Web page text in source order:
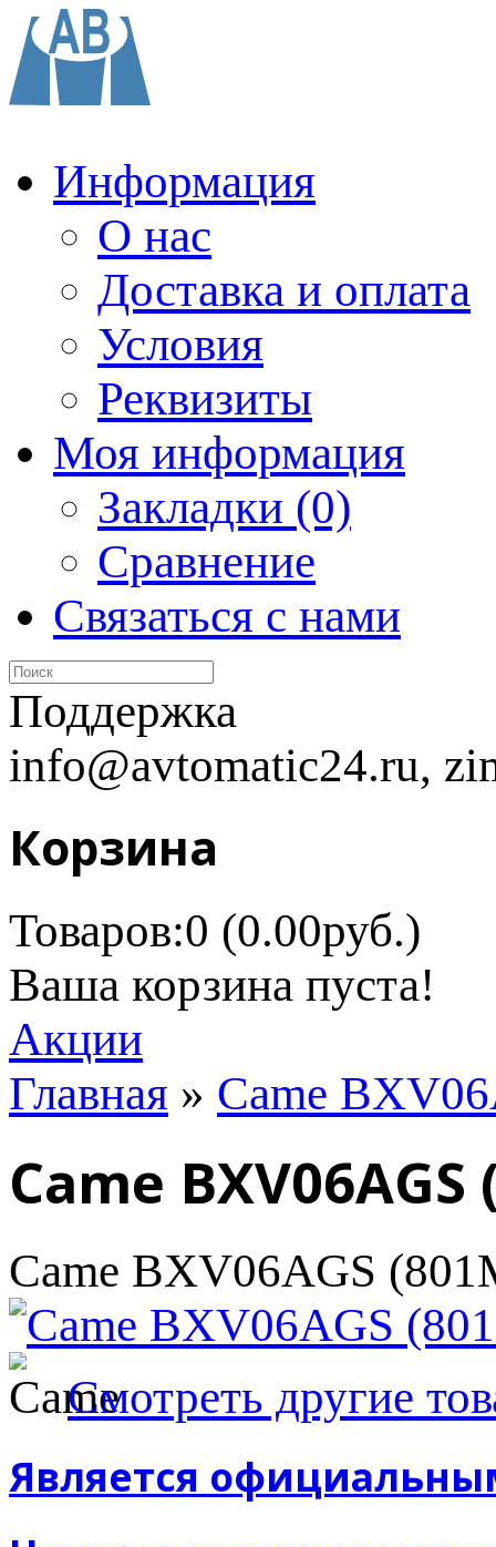
Информация
О нас
Доставка и оплата
Условия
Реквизиты
Моя информация
Закладки (0)
Сравнение
Связаться с нами
Поддержка
info@avtomatic24.ru,
Корзина
Товаров:0 (0.00руб.)
Ваша корзина пуста!
Акции
Главная » Came
Came BXV06AGS
Came BXV06AGS
Смотреть другие
Является